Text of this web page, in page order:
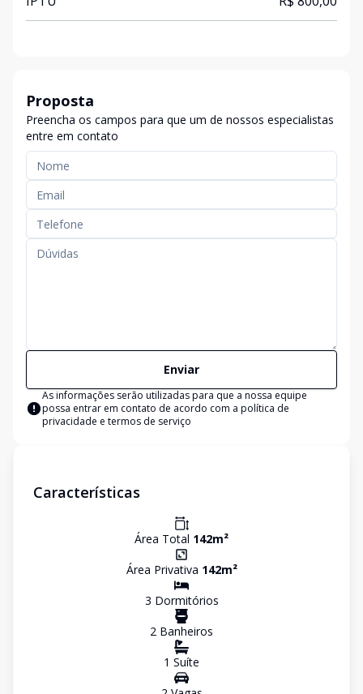
Proposta
Preencha os campos para que um de nossos especialistas
entre em contato
Enviar
As informações serão utilizadas para que a nossa equipe
possa entrar em contato de acordo com a política de
privacidade e termos de serviço
Características
Área Total 142m²
Área Privativa 142m²
3 Dormitórios
2 Banheiros
1 Suíte